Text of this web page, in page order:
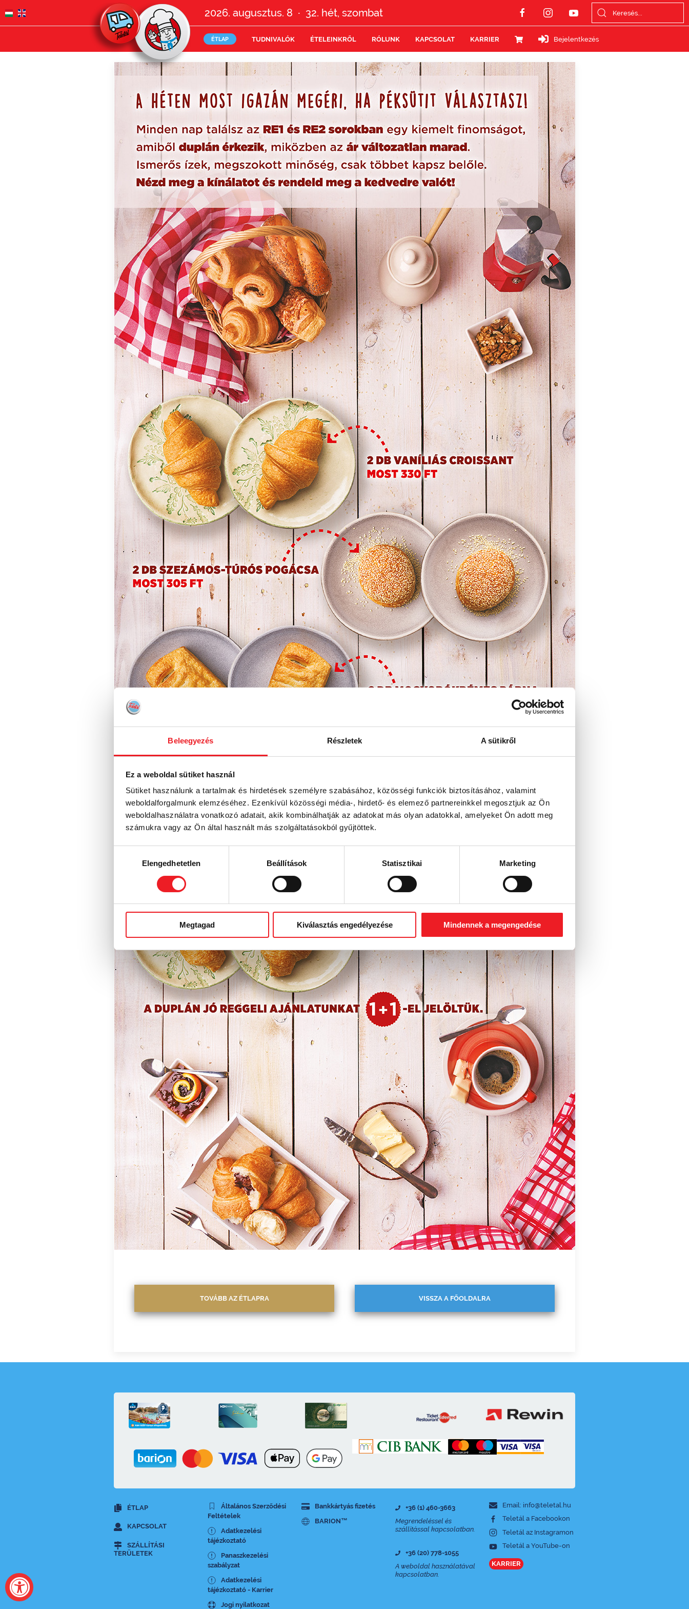
Beleegyezés Részletek A sütikről
Ez a weboldal sütiket használ
Sütiket használunk a tartalmak és hirdetések személyre szabásához, közösségi funkciók biztosításához, valamint
weboldalforgalmunk elemzéséhez. Ezenkívül közösségi média-, hirdető- és elemező partnereinkkel megosztjuk az Ön
weboldalhasználatra vonatkozó adatait, akik kombinálhatják az adatokat más olyan adatokkal, amelyeket Ön adott meg
számukra vagy az Ön által használt más szolgáltatásokból gyűjtöttek.
kiválasztásaElengedhetetlen Beállítások Statisztikai Marketing
Megtagad Kiválasztás engedélyezése Mindennek a megengedése
2026. augusztus. 8 • 32. hét, szombat
ÉTLAP TUDNIVALÓK ÉTELEINKRŐL RÓLUNK KAPCSOLAT KARRIER Bejelentkezés
TOVÁBB AZ ÉTLAPRA VISSZA A FŐOLDALRA
ÉTLAP
KAPCSOLAT
SZÁLLÍTÁSI
TERÜLETEK
Általános Szerződési
Feltételek
Adatkezelési
tájézkoztató
Panaszkezelési
szabályzat
Adatkezelési
tájézkoztató - Karrier
Jogi nyilatkozat
Bankkártyás fizetés
BARION™
+36 (1) 460-3663
Megrendeléssel és
szállítással kapcsolatban.
+36 (20) 778-1055
A weboldal használatával
kapcsolatban.
Email: info@teletal.hu
Teletál a Facebookon
Teletál az Instagramon
Teletál a YouTube-on
KARRIER